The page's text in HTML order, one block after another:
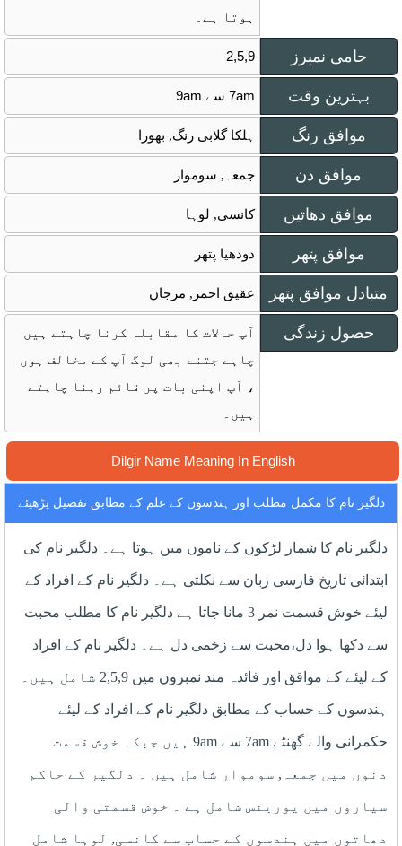
ہوتا ہے۔
2,5,9 حامی نمبرز
7am سے 9am بہترین وقت
ہلکا گلابی رنگ, بھورا موافق رنگ
جمعہ, سوموار موافق دن
کانسی, لوہا موافق دھاتیں
دودھیا پتھر موافق پتھر
عقیق احمر, مرجان متبادل موافق پتھر
آپ حالات کا مقابلہ کرنا چاہتے ہیں
چاہے جتنے بھی لوگ آپ کے مخالف ہوں
، آپ اپنی بات پر قائم رہنا چاہتے
ہیں۔
حصول زندگی
Dilgir Name Meaning In English
دلگیر نام کا مکمل مطلب اور ہندسوں کے علم کے مطابق تفصیل پڑھیئے
دلگیر نام کا شمار لڑکوں کے ناموں میں ہوتا ہے۔ دلگیر نام کی
ابتدائی تاریخ فارسی زبان سے نکلتی ہے۔ دلگیر نام کے افراد کے
لیئے خوش قسمت نمر 3 مانا جاتا ہے دلگیر نام کا مطلب محبت
سے دکھا ہوا دل،محبت سے زخمی دل ہے۔ دلگیر نام کے افراد
کے لیئے کے مواقق اور فائدہ مند نمبروں میں 2,5,9 شامل ہیں۔
ہندسوں کے حساب کے مطابق دلگیر نام کے افراد کے لیئے
حکمرانی والے گھنٹے 7am سے 9am ہیں جبکہ خوش قسمت
دنوں میں جمعہ, سوموار شامل ہیں ۔ دلگیر کے حاکم
سیاروں میں یورینس شامل ہے ۔ خوش قسمتی والی
دھاتوں میں ہندسوں کے حساب سے کانسی, لوہا شامل